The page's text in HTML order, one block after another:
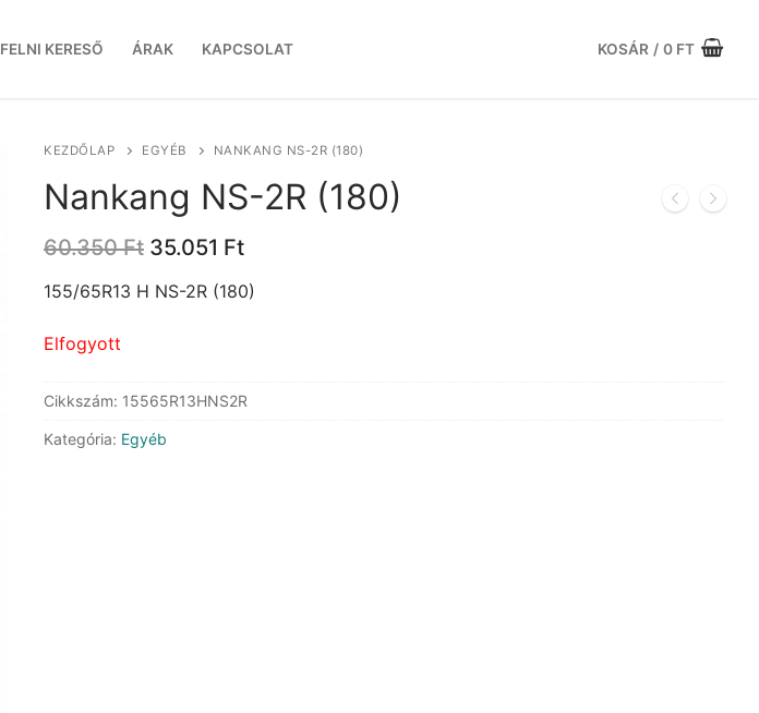
FELNI KERESŐ ÁRAK KAPCSOLAT KOSÁR / 0 FT
KEZDŐLAP EGYÉB NANKANG NS-2R (180)
Nankang NS-2R (180)
60.350Ft Original
was:
35.051 FtCurrent
is:
155/65R13 H NS-2R (180)
Elfogyott
Cikkszám: 15565R13HNS2R
Kategória: Egyéb